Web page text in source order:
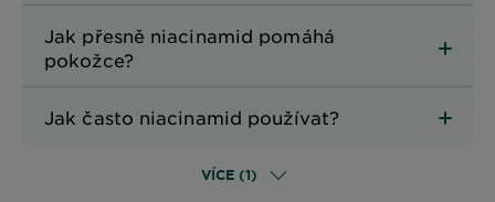
Jak přesně niacinamid pomáhá
pokožce?
Jak často niacinamid používat?
VÍCE (1)